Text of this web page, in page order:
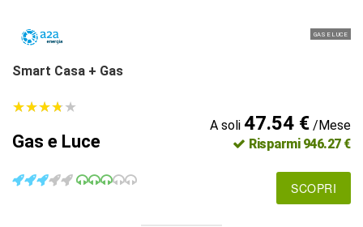
GAS E LUCE
Smart Casa + Gas
★★★★★
★★★★★
Gas e Luce
A soli 47.54 €/Mese
Risparmi 946.27 €
SCOPRI